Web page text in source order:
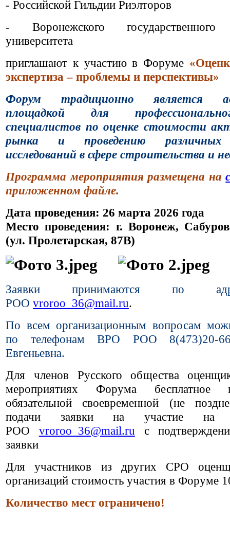
- Российской Гильдии Риэлторов
- Воронежского государственного
университета
приглашают к участию в Форуме
экспертиза – проблемы и перспективы»
Форум традиционно является
площадкой для професс
специалистов по оценке стоимости
рынка и проведению различных
исследований в сфере строительства и
Программа мероприятия размещена на
приложенном файле.
Дата проведения: 26 марта 2026 года
Место проведения: г. Воронеж,
(ул. Пролетарская, 87В)
Заявки принимаются по
РОО vroroo_36@mail.ru.
По всем организационным вопросам
по телефонам ВРО РОО 8(473)20-
Евгеньевна.
Для членов Русского общества
мероприятиях Форума бесплатное
обязательной своевременной (не
подачи заявки на участие
РОО vroroo_36@mail.ru
с
заявки
Для участников из других СРО
организаций стоимость участия в Форуме
Количество мест ограничено!